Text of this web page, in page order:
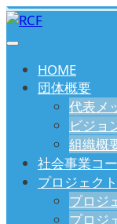
HOME
団体概要
代表メ
ビジョ
組織概
社会事業コ
プロジェク
プロジ
プロジ